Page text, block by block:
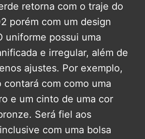
retorna com o traje do
porém com um design
uniforme possui uma
e irregular, além de
ajustes. Por exemplo,
contará com como uma
e um cinto de uma cor
Será fiel aos
com uma bolsa